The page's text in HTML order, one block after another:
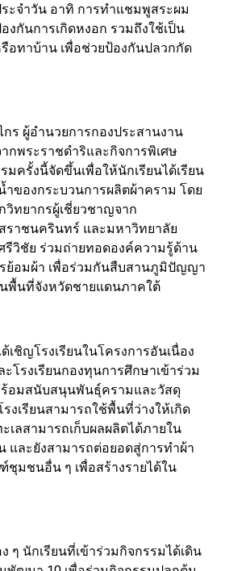
ะจำวัน อาทิ การทำแชมพูสระผม
งกันการเกิดหงอก รวมถึงใช้เป็น
อทาบ้าน เพื่อช่วยป้องกันปลวกกัด
ร ผู้อำนวยการกองประสานงาน
กพระราชดำริและกิจการพิเศษ
มครั้งนี้จัดขึ้นเพื่อให้นักเรียนได้เรียน
ำของกระบวนการผลิตผ้าคราม โดย
ทยากรผู้เชี่ยวชาญจาก
ราชนครินทร์ และมหาวิทยาลัย
รีวิชัย ร่วมถ่ายทอดองค์ความรู้ด้าน
ย้อมผ้า เพื่อร่วมกันสืบสานภูมิปัญญา
พื้นที่จังหวัดชายแดนภาคใต้
เชิญโรงเรียนในโครงการอันเนื่อง
โรงเรียนกองทุนการศึกษาเข้าร่วม
ร้อมสนับสนุนพันธุ์ครามและวัสดุ
งเรียนสามารถใช้พื้นที่ว่างให้เกิด
เลสามารถเก็บผลผลิตได้ภายใน
น และยังสามารถต่อยอดสู่การทำผ้า
มชนอื่น ๆ เพื่อสร้างรายได้ใน
ๆ นักเรียนที่เข้าร่วมกิจกรรมได้เดิน